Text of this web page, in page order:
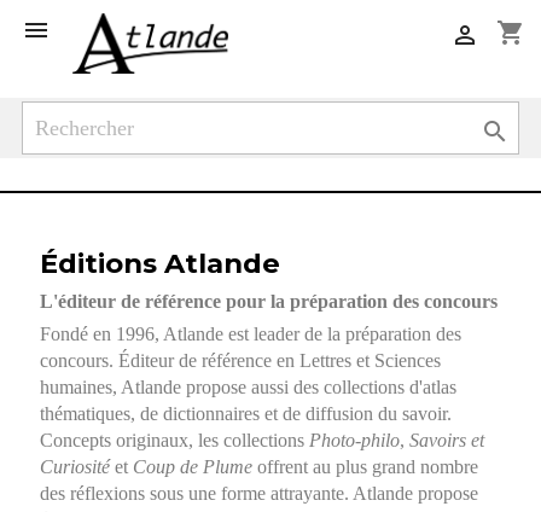
 shopping_cart


Éditions Atlande
L'éditeur de référence pour la préparation des concours
Fondé en 1996, Atlande est leader de la préparation des
concours. Éditeur de référence en Lettres et Sciences
humaines, Atlande propose aussi des collections d'atlas
thématiques, de dictionnaires et de diffusion du savoir.
Concepts originaux, les collections Photo-philo, Savoirs et
Curiositéet Coup de Plume offrent au plus grand nombre
des réflexions sous une forme attrayante. Atlande propose